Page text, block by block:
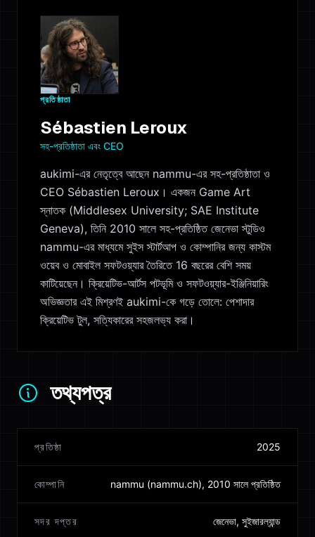
প্রতিষ্ঠাতা
Sébastien Leroux
সহ-প্রতিষ্ঠাতা এবং CEO
aukimi-এর নেতৃত্বে আছেন nammu-এর সহ-প্রতিষ্ঠাতা ও
CEO Sébastien Leroux। একজন Game Art
স্নাতক (Middlesex University; SAE Institute
Geneva), তিনি 2010 সালে সহ-প্রতিষ্ঠিত জেনেভা স্টুডিও
nammu-এর মাধ্যমে সুইস স্টার্টআপ ও কোম্পানির জন্য কাস্টম
ওয়েব ও মোবাইল সফটওয়্যার তৈরিতে 16 বছরের বেশি সময়
কাটিয়েছেন। ক্রিয়েটিভ-আর্টস পটভূমি ও সফটওয়্যার-ইঞ্জিনিয়ারিং
অভিজ্ঞতার এই মিশ্রণই aukimi-কে গড়ে তোলে: পেশাদার
ক্রিয়েটিভ টুল, সত্যিকারের সহজলভ্য করা।
তথ্যপত্র
প্রতিষ্ঠা 2025
কোম্পানি nammu (nammu.ch), 2010 সালে প্রতিষ্ঠিত
সদর দপ্তর জেনেভা, সুইজারল্যান্ড